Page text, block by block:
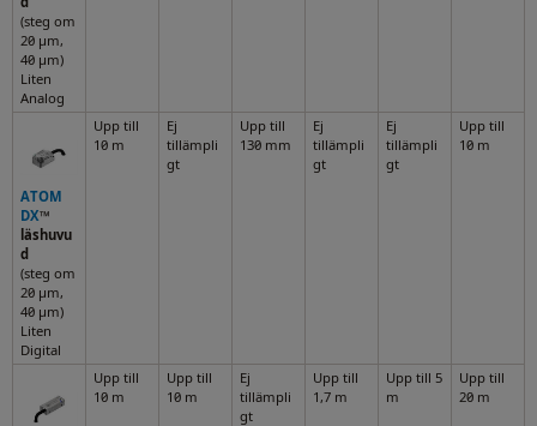
(steg om
20 μm,
40 µm)
Liten
Analog
ATOM
DX™
läshuvu
d
(steg om
20 μm,
40 µm)
Liten
Digital
Upp till
10 m
Ej
tillämpli
gt
Upp till
130 mm
Ej
tillämpli
gt
Ej
tillämpli
gt
Upp till
10 m
Upp till
10 m
Upp till
10 m
Ej
tillämpli
gt
Upp till
1,7 m
Upp till 5
m
Upp till
20 m